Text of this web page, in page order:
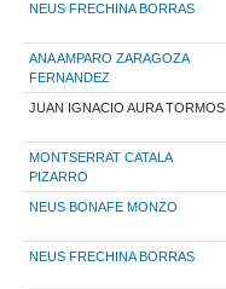
NEUS FRECHINA BORRAS
ANA AMPARO ZARAGOZA
FERNANDEZ
JUAN IGNACIO AURA TORMOS
MONTSERRAT CATALA
PIZARRO
NEUS BONAFE MONZO
NEUS FRECHINA BORRAS